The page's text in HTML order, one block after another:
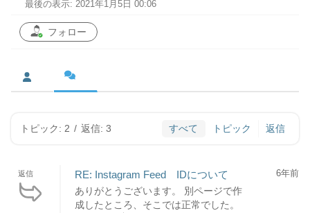
最後の表示: 2021年1月5日 00:06
フォロー
トピック: 2 / 返信: 3 すべて トピック 返信
返信 RE: Instagram Feed IDについて
ありがとうございます。 別ページで作
成したところ、そこでは正常でした。
6年前